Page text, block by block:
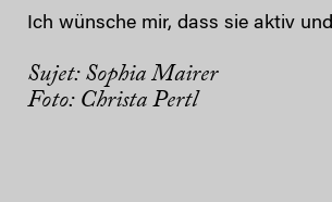
Ich wünsche mir, dass sie aktiv
Sujet: Sophia Mairer
Foto: Christa Pertl